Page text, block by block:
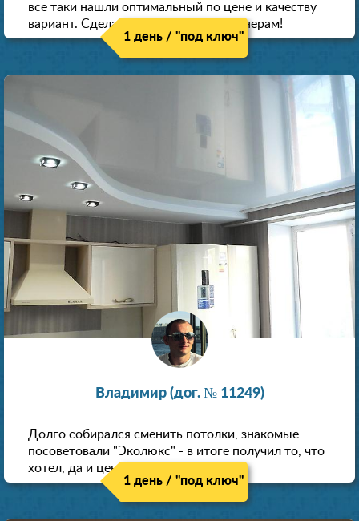
все таки нашли оптимальный по цене и качеству
вариант. Сделали скидку как пенсионерам!
1 день / "под ключ"
Владимир (дог. № 11249)
Долго собирался сменить потолки, знакомые
посоветовали "Эколюкс" - в итоге получил то, что
хотел, да и цена нормальная.
1 день / "под ключ"